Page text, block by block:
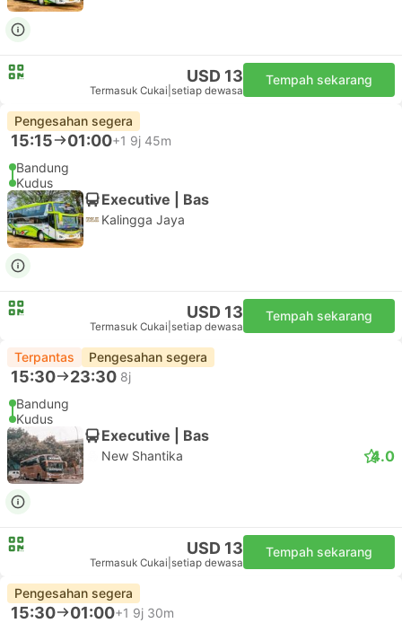
USD 13
Termasuk Cukai setiap dewasa
Tempah sekarang
Pengesahan segera
15:15 01:00+1 9j 45m
Bandung
Kudus
Executive | Bas
Kalingga Jaya
USD 13
Termasuk Cukai setiap dewasa
Tempah sekarang
Terpantas Pengesahan segera
15:30 23:30 8j
Bandung
Kudus
Executive | Bas
New Shantika 4.0
USD 13
Termasuk Cukai setiap dewasa
Tempah sekarang
Pengesahan segera
15:30 01:00+1 9j 30m